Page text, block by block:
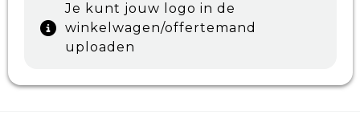
Je kunt jouw logo in de
winkelwagen/offertemand
uploaden